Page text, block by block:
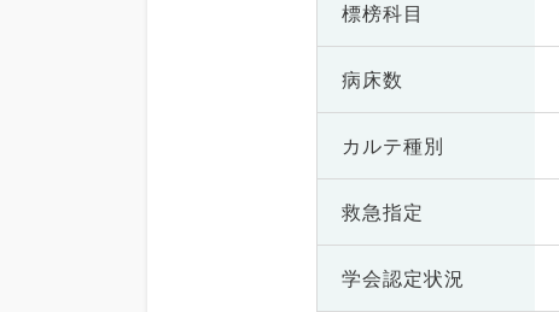
標榜科目
病床数
カルテ種別
救急指定
学会認定状況